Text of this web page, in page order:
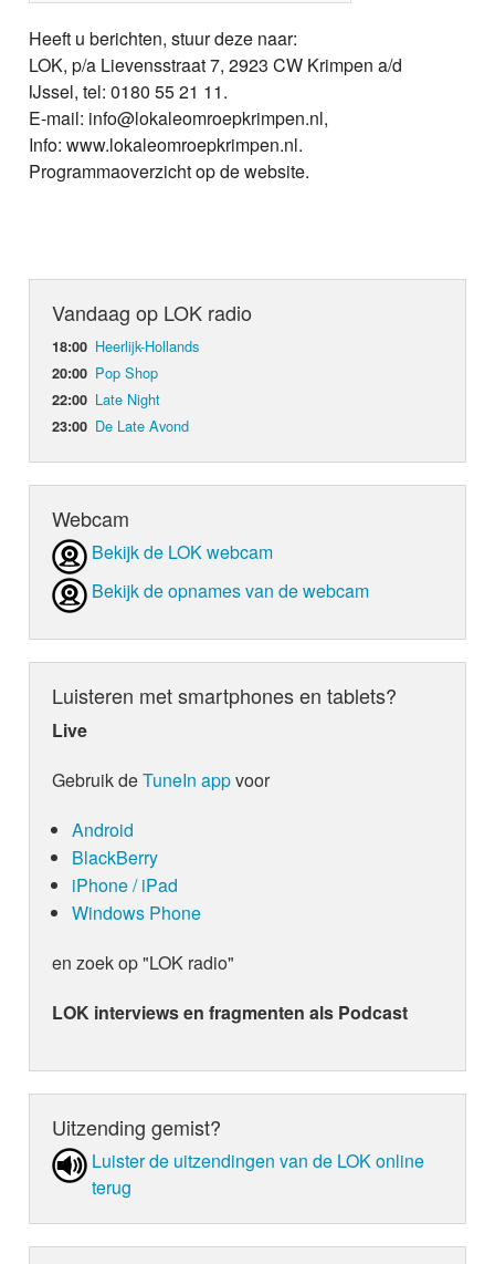
Heeft u berichten, stuur deze naar:
LOK, p/a Lievensstraat 7, 2923 CW Krimpen a/d
IJssel, tel: 0180 55 21 11.
E-mail: info@lokaleomroepkrimpen.nl,
Info: www.lokaleomroepkrimpen.nl.
Programmaoverzicht op de website.
Vandaag op LOK radio
18:00 Heerlijk-Hollands
20:00 Pop Shop
22:00 Late Night
23:00 De Late Avond
Webcam
Bekijk de LOK webcam
Bekijk de opnames van de webcam
Luisteren met smartphones en tablets?
Live
Gebruik deTuneIn appvoor
Android
BlackBerry
iPhone / iPad
Windows Phone
en zoek op "LOK radio"
LOK interviews en fragmenten als Podcast
Uitzending gemist?
Luister de uit­zen­din­gen van de LOK online
terug